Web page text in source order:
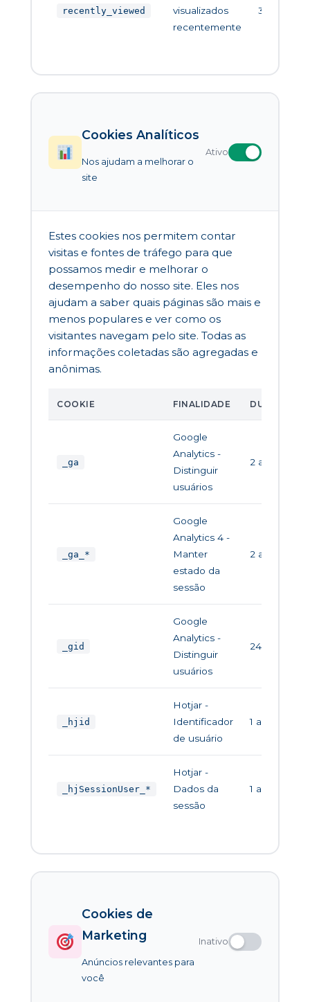
recently_viewed
visualizados
recentemente
30 dias
Cookies Analíticos
Nos ajudam a melhorar o
site
Ativo
Estes cookies nos permitem contar
visitas e fontes de tráfego para que
possamos medir e melhorar o
desempenho do nosso site. Eles nos
ajudam a saber quais páginas são mais e
menos populares e ver como os
visitantes navegam pelo site. Todas as
informações coletadas são agregadas e
anônimas.
COOKIE FINALIDADE DURAÇÃO
_ga
Google
Analytics -
Distinguir
usuários
2 anos
_ga_*
Google
Analytics 4 -
Manter
estado da
sessão
2 anos
_gid
Google
Analytics -
Distinguir
usuários
24 horas
_hjid
Hotjar -
Identificador
de usuário
1 ano
_hjSessionUser_*
Hotjar -
Dados da
sessão
1 ano
Cookies de
Marketing
Anúncios relevantes para
você
Inativo